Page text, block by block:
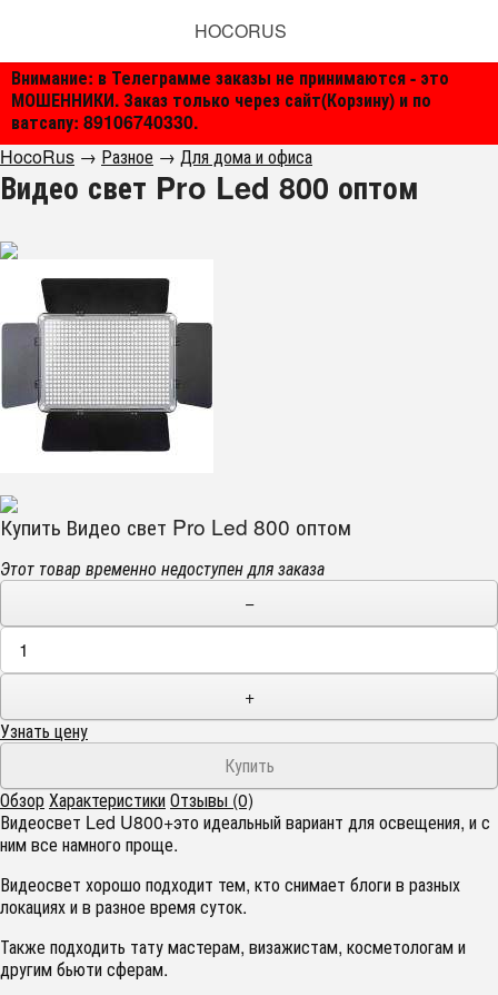
Внимание: в Телеграмме заказы не принимаются - это
МОШЕННИКИ. Заказ только через сайт(Корзину) и по
ватсапу: 89106740330.
HOCORUS
HocoRus → Разное → Для дома и офиса
Видео свет Pro Led 800 оптом
Купить Видео свет Pro Led 800 оптом
Этот товар временно недоступен для заказа
−
+
Узнать цену
ОбзорХарактеристикиОтзывы (0)
Видеосвет Led U800+это идеальный вариант для освещения, и с
ним все намного проще.
Видеосвет хорошо подходит тем, кто снимает блоги в разных
локациях и в разное время суток.
Также подходить тату мастерам, визажистам, косметологам и
другим бьюти сферам.